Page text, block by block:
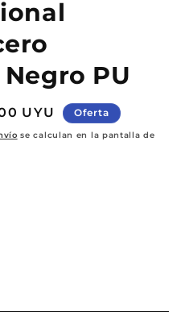
PU
UYU Oferta
se calculan en la pantalla de